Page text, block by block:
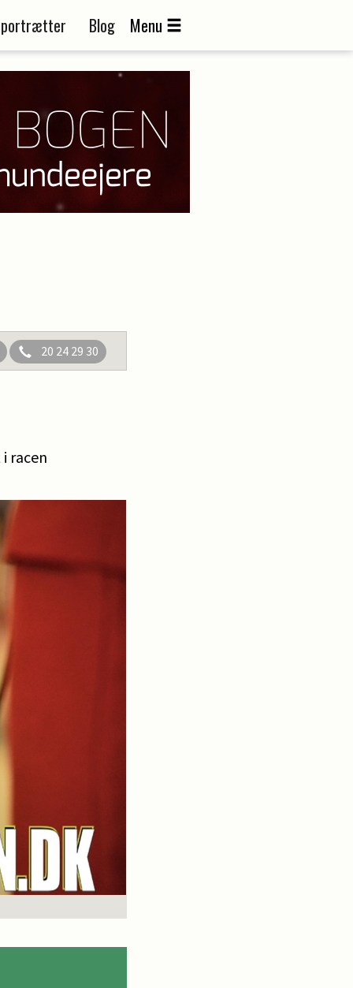
Blog Menu
20 24 29 30
racen